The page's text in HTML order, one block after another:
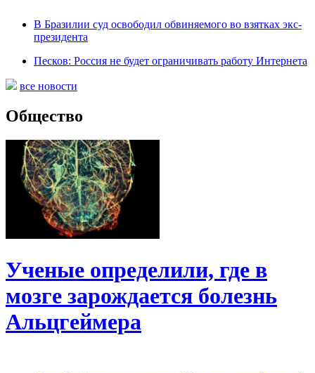
В Бразилии суд освободил обвиняемого во взятках экс-
президента
Песков: Россия не будет ограничивать работу Интернета
все новости
Общество
Ученые определили, где в
мозге зарождается болезнь
Альцгеймера